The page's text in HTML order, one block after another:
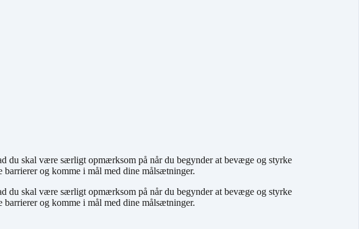
du skal være særligt opmærksom på når du begynder at bevæge og styrke
og komme i mål med dine målsætninger.
du skal være særligt opmærksom på når du begynder at bevæge og styrke
og komme i mål med dine målsætninger.